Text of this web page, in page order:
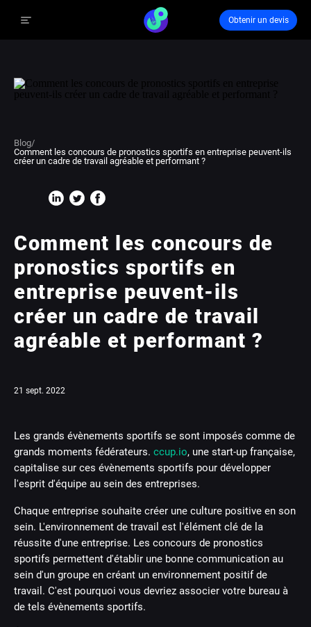
Obtenir un devis
Blog/
Comment les concours de pronostics sportifs en entreprise peuvent-ils
créer un cadre de travail agréable et performant ?
Comment les concours de
pronostics sportifs en
entreprise peuvent-ils
créer un cadre de travail
agréable et performant ?
21 sept. 2022
Les grands évènements sportifs se sont imposés comme de
grands moments fédérateurs. ccup.io, une start-up française,
capitalise sur ces évènements sportifs pour développer
l'esprit d'équipe au sein des entreprises.
Chaque entreprise souhaite créer une culture positive en son
sein. L'environnement de travail est l'élément clé de la
réussite d'une entreprise. Les concours de pronostics
sportifs permettent d'établir une bonne communication au
sein d'un groupe en créant un environnement positif de
travail. C'est pourquoi vous devriez associer votre bureau à
de tels évènements sportifs.